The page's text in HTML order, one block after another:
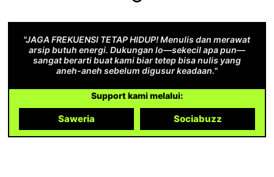
"JAGA FREKUENSI TETAP HIDUP! Menulis dan merawat
arsip butuh energi. Dukungan lo—sekecil apa pun—
sangat berarti buat kami biar tetep bisa nulis yang
aneh-aneh sebelum digusur keadaan."
Support kami melalui:
Saweria Sociabuzz